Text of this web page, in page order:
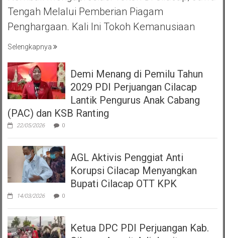
Tengah Melalui Pemberian Piagam
Penghargaan. Kali Ini Tokoh Kemanusiaan
Selengkapnya
Demi Menang di Pemilu Tahun
2029 PDI Perjuangan Cilacap
Lantik Pengurus Anak Cabang
(PAC) dan KSB Ranting
22/05/2026 0
AGL Aktivis Penggiat Anti
Korupsi Cilacap Menyangkan
Bupati Cilacap OTT KPK
14/03/2026 0
Ketua DPC PDI Perjuangan Kab.